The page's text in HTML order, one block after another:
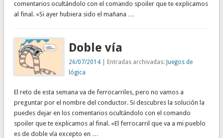
comentarios ocultándolo con el comando spoiler que te explicamos
al final. «Si ayer hubiera sido el mañana …
Doble vía
26/07/2014 | Entradas archivadas:Juegos de
lógica
El reto de esta semana va de ferrocarriles, pero no vamos a
preguntar por el nombre del conductor. Si descubres la solución la
puedes dejar en los comentarios ocultándolo con el comando
spoiler que te explicamos al final. «El ferrocarril que va a mi pueblo
es de doble vía excepto en …